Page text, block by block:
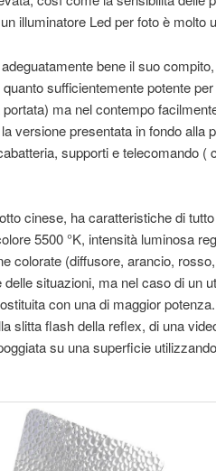
illuminatore Led per foto è molto
bene il suo
sufficientemente potente
ma nel contempo
versione presentata in fondo alla
supporti e telecomando (
cinese, ha caratteristiche di
5500 °K, intensità luminosa
colorate (diffusore, arancio,
situazioni, ma nel caso di un
con una di maggior
slitta flash della reflex, di una
su una superficie